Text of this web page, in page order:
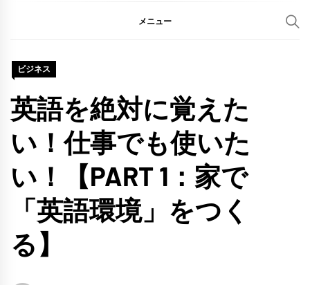
メニュー
ビジネス
英語を絶対に覚えた
い！仕事でも使いた
い！【PART 1：家で
「英語環境」をつく
る】